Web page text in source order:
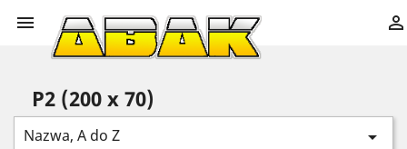
 
P2 (200 x 70)
Nazwa, A do Z 